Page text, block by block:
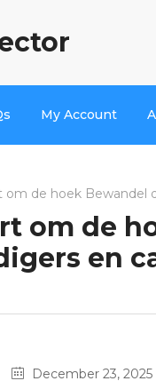
My Account
om de hoek Bewandel
om de
en
December 23, 2025